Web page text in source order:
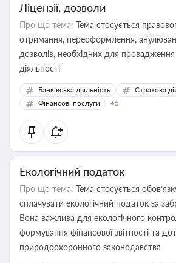
Ліцензії, дозволи
Про що тема: Тема стосується
отримання, переоформлення,
дозволів, необхідних для провадження
діяльності
Банківська діяльність
Страхова
Фінансові послуги
+5
Екологічний податок
Про що тема: Тема стосується
сплачувати екологічний податок за
Вона важлива для екологічного
формування фінансової звітності та
природоохоронного законодавства